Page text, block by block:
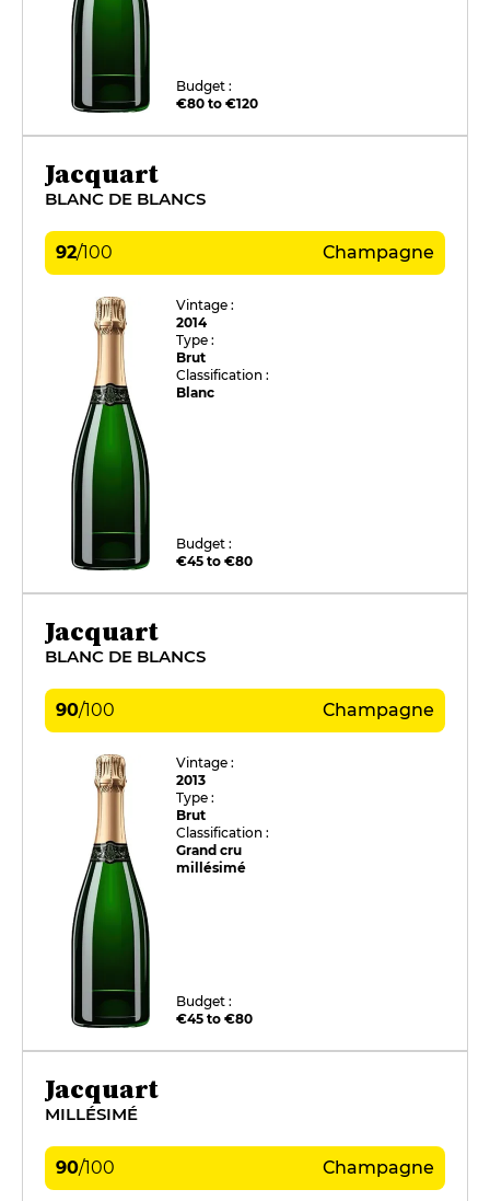
Budget :
€80 to €120
Jacquart
BLANC DE BLANCS
92/100 Champagne
Vintage :
2014
Type :
Brut
Classification :
Blanc
Budget :
€45 to €80
Jacquart
BLANC DE BLANCS
90/100 Champagne
Vintage :
2013
Type :
Brut
Classification :
Grand cru
millésimé
Budget :
€45 to €80
Jacquart
MILLÉSIMÉ
90/100 Champagne